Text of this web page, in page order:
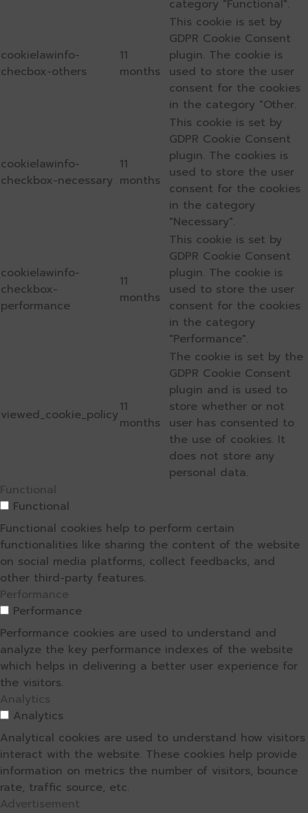
category "Functional".
cookielawinfo-
checbox-others
11
months
This cookie is set by
GDPR Cookie Consent
plugin. The cookie is
used to store the user
consent for the cookies
in the category "Other.
cookielawinfo-
checkbox-necessary
11
months
This cookie is set by
GDPR Cookie Consent
plugin. The cookies is
used to store the user
consent for the cookies
in the category
"Necessary".
cookielawinfo-
checkbox-
performance
11
months
This cookie is set by
GDPR Cookie Consent
plugin. The cookie is
used to store the user
consent for the cookies
in the category
"Performance".
viewed_cookie_policy11
months
The cookie is set by the
GDPR Cookie Consent
plugin and is used to
store whether or not
user has consented to
the use of cookies. It
does not store any
personal data.
Functional
Functional
Functional cookies help to perform certain
functionalities like sharing the content of the website
on social media platforms, collect feedbacks, and
other third-party features.
Performance
Performance
Performance cookies are used to understand and
analyze the key performance indexes of the website
which helps in delivering a better user experience for
the visitors.
Analytics
Analytics
Analytical cookies are used to understand how visitors
interact with the website. These cookies help provide
information on metrics the number of visitors, bounce
rate, traffic source, etc.
Advertisement